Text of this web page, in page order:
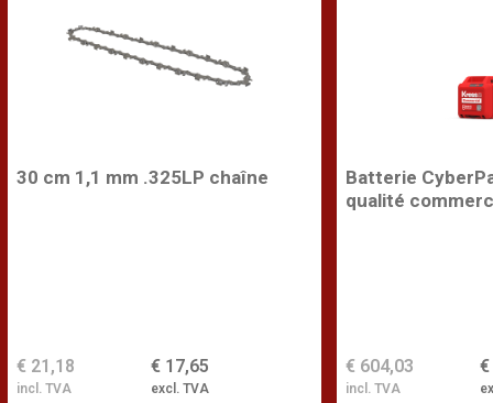
30 cm 1,1 mm .325LP chaîne
€ 17,65
excl. TVA
€ 21,18
incl. TVA
Batterie
qualité
€
€ 604,03
incl. TVA